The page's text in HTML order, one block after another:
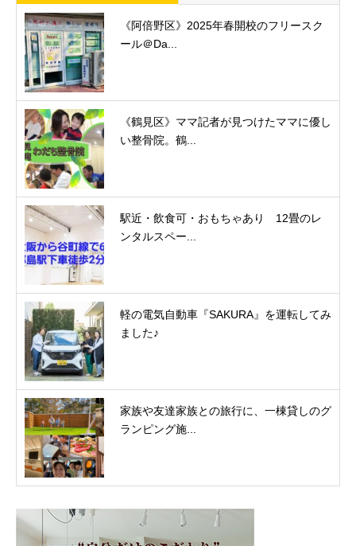
《阿倍野区》2025年春開校のフリースク
ール＠Da...
《鶴見区》ママ記者が見つけたママに優し
い整骨院。鶴...
駅近・飲食可・おもちゃあり 12畳のレ
ンタルスペー...
軽の電気自動車『SAKURA』を運転してみ
ました♪
家族や友達家族との旅行に、一棟貸しのグ
ランピング施...